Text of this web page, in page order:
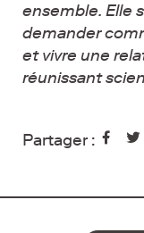
ensemble. Elle
demander
et vivre une
réunissant
Partager :